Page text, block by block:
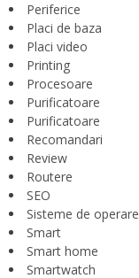
Periferice
Placi de baza
Placi video
Printing
Procesoare
Purificatoare
Purificatoare
Recomandari
Review
Routere
SEO
Sisteme de operare
Smart
Smart home
Smartwatch